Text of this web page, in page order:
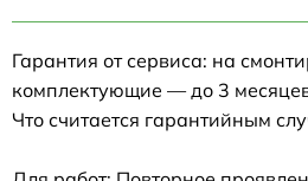
Гарантия от сервиса: на
комплектующие — до 3
Что считается гарантийным